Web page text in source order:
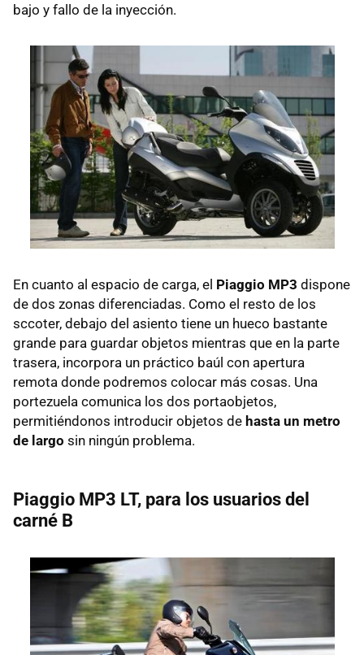
bajo y fallo de la inyección.
En cuanto al espacio de carga, el Piaggio MP3 dispone
de dos zonas diferenciadas. Como el resto de los
sccoter, debajo del asiento tiene un hueco bastante
grande para guardar objetos mientras que en la parte
trasera, incorpora un práctico baúl con apertura
remota donde podremos colocar más cosas. Una
portezuela comunica los dos portaobjetos,
permitiéndonos introducir objetos de hasta un metro
de largo sin ningún problema.
Piaggio MP3 LT, para los usuarios del
carné B